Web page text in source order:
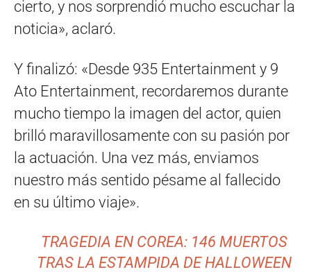
cierto, y nos sorprendió mucho escuchar la
noticia», aclaró.
Y finalizó: «Desde 935 Entertainment y 9
Ato Entertainment, recordaremos durante
mucho tiempo la imagen del actor, quien
brilló maravillosamente con su pasión por
la actuación. Una vez más, enviamos
nuestro más sentido pésame al fallecido
en su último viaje».
TRAGEDIA EN COREA: 146 MUERTOS
TRAS LA ESTAMPIDA DE HALLOWEEN